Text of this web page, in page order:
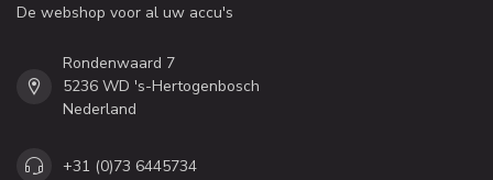
De webshop voor al uw accu's
Rondenwaard 7
5236 WD 's-Hertogenbosch
Nederland
+31 (0)73 6445734